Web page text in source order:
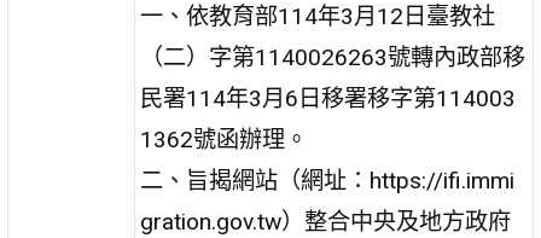
一、依教育部114年3月12日臺教社
（二）字第1140026263號轉內政部移
民署114年3月6日移署移字第114003
1362號函辦理。
二、旨揭網站（網址：https://ifi.immi
gration.gov.tw）整合中央及地方政府